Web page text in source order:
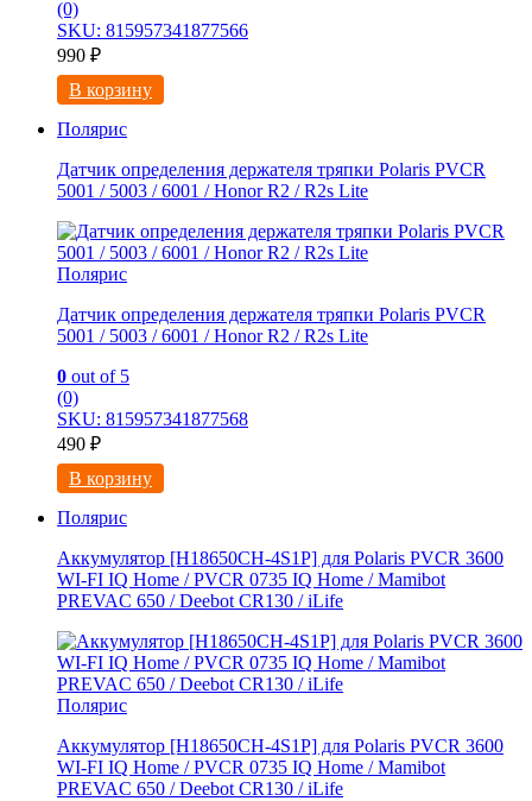
(0)
SKU: 815957341877566
990 ₽
В корзину
Полярис
Датчик определения держателя тряпки Polaris PVCR
5001 / 5003 / 6001 / Honor R2 / R2s Lite
Полярис
Датчик определения держателя тряпки Polaris PVCR
5001 / 5003 / 6001 / Honor R2 / R2s Lite
0 out of 5
(0)
SKU: 815957341877568
490 ₽
В корзину
Полярис
Аккумулятор [H18650CH-4S1P] для Polaris PVCR 3600
WI-FI IQ Home / PVCR 0735 IQ Home / Mamibot
PREVAC 650 / Dееbоt СR130 / iLifе
Полярис
Аккумулятор [H18650CH-4S1P] для Polaris PVCR 3600
WI-FI IQ Home / PVCR 0735 IQ Home / Mamibot
PREVAC 650 / Dееbоt СR130 / iLifе